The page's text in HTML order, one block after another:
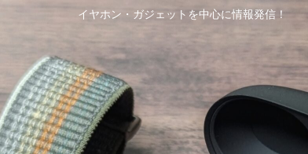
イヤホン・ガジェットを中心に情報発信！